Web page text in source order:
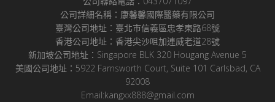
公司詳細名稱：康馨馨國際醫藥有限公司
臺灣公司地址：臺北市信義區忠孝東路68號
香港公司地址：香港尖沙咀加連威老道28號
新加坡公司地址：Singapore BLK 320 Hougang Avenue 5
美國公司地址：5922 Farnsworth Court, Suite 101 Carlsbad, CA
92008
Email:kangxx888@gmail.com